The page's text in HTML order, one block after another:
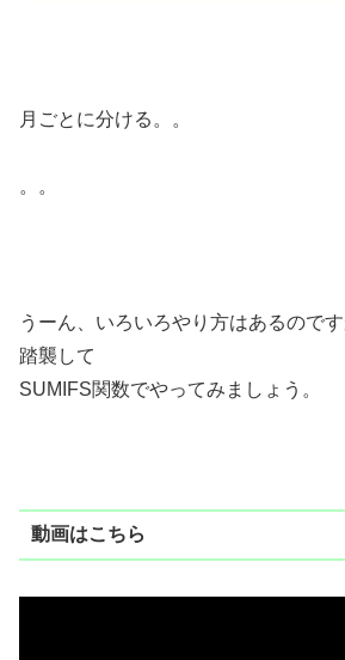
月ごとに分ける。。
。。
うーん、いろいろやり方はあるので
踏襲して
SUMIFS関数でやってみましょう。
動画はこちら